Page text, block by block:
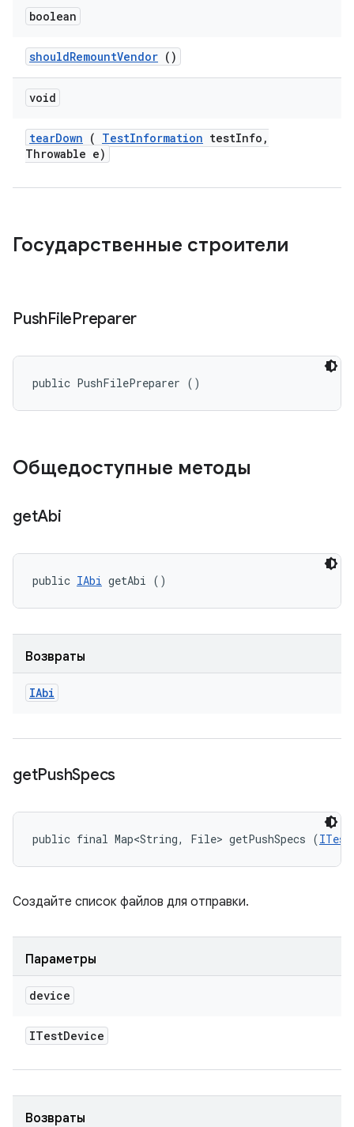
boolean
shouldRemountVendor ()
void
tearDown ( TestInformation testInfo ,
Throwable e)
Государственные строители
PushFilePreparer
public PushFilePreparer ()
Общедоступные методы
getAbi
public IAbi getAbi ()
Возвраты
IAbi
getPushSpecs
public final Map<String, File> getPushSpecs (
Создайте список файлов для отправки.
Параметры
device
ITestDevice
Возвраты